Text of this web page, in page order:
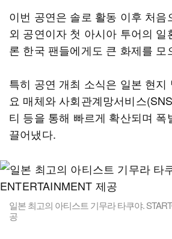
이번 공연은 솔로 활동 이후 처음
외 공연이자 첫 아시아 투어의 일
론 한국 팬들에게도 큰 화제를 모
특히 공연 개최 소식은 일본 현지
요 매체와 사회관계망서비스
티 등을 통해 빠르게 확산되며 폭
끌어냈다.
일본 최고의 아티스트 기무라 타쿠야.
공